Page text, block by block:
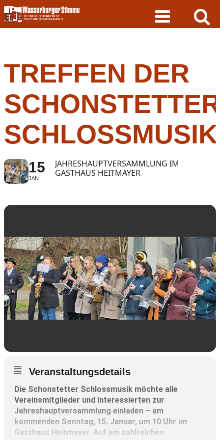
Skip
to
content
TREFFEN DER
SCHONSTETTER
SCHLOSSMUSIK
15
JAN
JAHRESHAUPTVERSAMMLUNG IM
GASTHAUS HEITMAYER
Veranstaltungsdetails
Die Schonstetter Schlossmusik möchte alle
Vereinsmitglieder und Interessierten zur
Jahreshauptversammlung einladen – am
kommenden Sonntag, 15. Januar, um 10 Uhr im
Gasthaus Heitmayer. Auf ein zahlreiches